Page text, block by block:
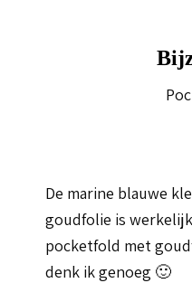
De marine blauwe
goudfolie is
pocketfold met
denk ik genoeg 🙂